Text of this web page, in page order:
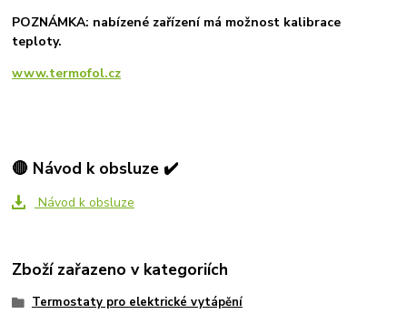
POZNÁMKA: nabízené zařízení má možnost kalibrace
teploty.
www.termofol.cz
🔴 Návod k obsluze ✔️
Návod k obsluze
Zboží zařazeno v kategoriích
Termostaty pro elektrické vytápění